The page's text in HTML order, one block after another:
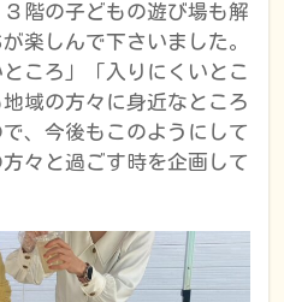
階の子どもの遊び場も解
楽しんで下さいました。
ころ」「入りにくいとこ
域の方々に身近なところ
、今後もこのようにして
々と過ごす時を企画して